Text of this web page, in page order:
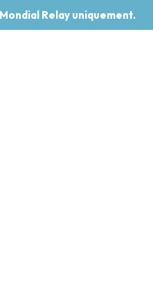
Relay uniquement.